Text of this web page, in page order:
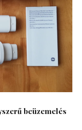
beüzemelés